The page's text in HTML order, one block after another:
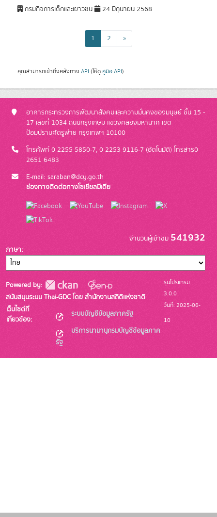
กรมกิจการเด็กและเยาวชน 24 มิถุนายน 2568
1 2 »
คุณสามารถเข้าถึงคลังทาง API (ให้ดู คู่มือ API).
อาคารกระทรวงการพัฒนาสังคมและความมั่นคงของมนุษย์ ชั้น 15 -
17 เลขที่ 1034 ถนนกรุงเกษม แขวงคลองมหานาค เขต
ป้อมปราบศัตรูพ่าย กรุงเทพฯ 10100
โทรศัพท์ 0 2255 5850-7, 0 2253 9116-7 (อัตโนมัติ) โทรสาร0
2651 6483
E-mail: saraban@dcy.go.th
ช่องทางติดต่อทางโซเชียลมีเดีย
จำนวนผู้เข้าชม 541932
ภาษา
Powered by:
สนับสนุนระบบ Thai-GDC โดย สำนักงานสถิติแห่งชาติ
เว็บไซต์ที่
เกี่ยวข้อง:
ระบบบัญชีข้อมูลภาครัฐ
บริการนามานุกรมบัญชีข้อมูลภาค
รัฐ
รุ่นโปรแกรม:
3.0.0
วันที่: 2025-06-
10